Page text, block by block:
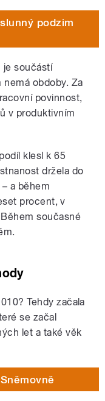
podzim
je součástí
obdoby. Za
povinnost,
v produktivním
klesl k 65
držela do
a během
procent, v
současné
Tehdy začala
se začal
let a také věk